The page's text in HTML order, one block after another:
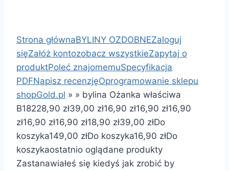
Strona głównaBYLINY OZDOBNEZaloguj
sięZałóż kontozobacz wszystkieZapytaj o
produktPoleć znajomemuSpecyfikacja
PDFNapisz recenzjęOprogramowanie sklepu
shopGold.pl » » bylina Ożanka właściwa
B18228,90 zł39,00 zł16,90 zł16,90 zł16,90
zł16,90 zł16,90 zł18,90 zł39,00 złDo
koszyka149,00 złDo koszyka16,90 złDo
koszykaostatnio oglądane produkty
Zastanawiałeś się kiedyś jak zrobić by